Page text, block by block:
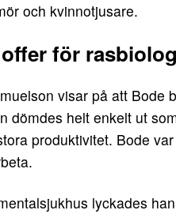
och kvinnotjusare.
för
visar på att Bode
dömdes helt enkelt ut
produktivitet. Bode
lyckades